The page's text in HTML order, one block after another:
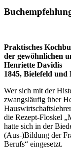
Praktisches
der gewöhnlichen
Henriette Davidis
1845, Bielefeld
Wer sich mit der
zwangsläufig über
die Rezept-Floskel
hatte sich in der
(Aus-)Bildung der
Berufs“ eingesetzt.